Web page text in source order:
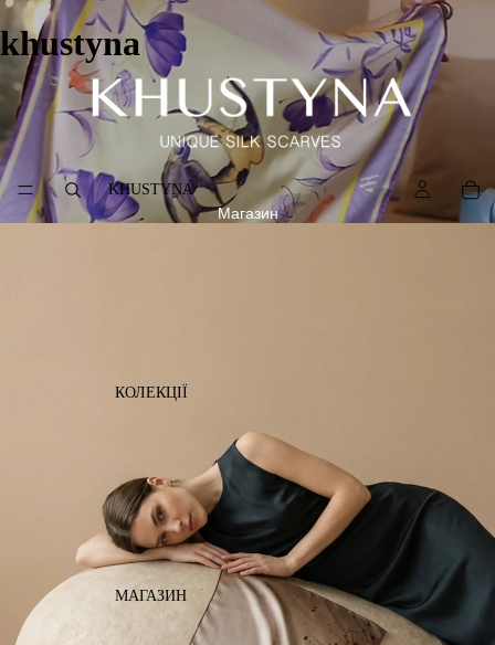
khustyna
KHUSTYNA
КОЛЕКЦІЇ
МАГАЗИН
Магазин